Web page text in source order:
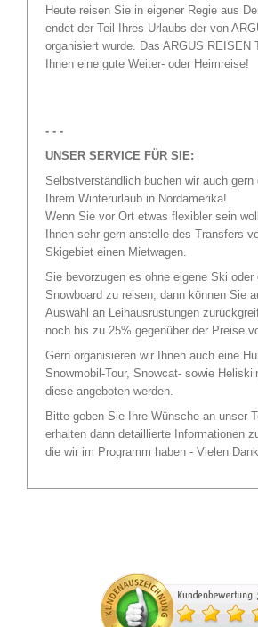
Heute reisen Sie in eigener Regie aus
endet der Teil Ihres Urlaubs der von
organisiert wurde. Das ARGUS REISEN
Ihnen eine gute Weiter- oder Heimreise!
- - -
UNSER SERVICE FÜR SIE:
Selbstverständlich buchen wir auch gern
Ihrem Winterurlaub in Nordamerika!
Wenn Sie vor Ort etwas flexibler sein
Ihnen sehr gern anstelle des Transfers
Skigebiet einen Mietwagen.
Sie bevorzugen es ohne eigene Ski oder
Snowboard zu reisen, dann können Sie
Auswahl an Leihausrüstungen
noch bis zu 25% gegenüber der Preise
Gern organisieren wir Ihnen auch eine
Snowmobil-Tour, Snowcat- sowie
diese angeboten werden.
Bitte geben Sie Ihre Wünsche an unser
erhalten dann detaillierte Informationen
die wir im Programm haben - Vielen